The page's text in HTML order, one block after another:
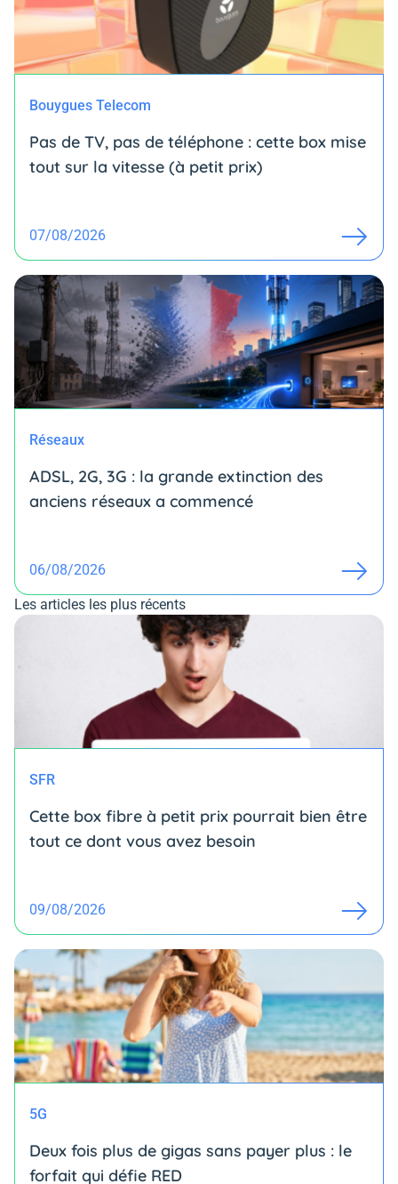
Bouygues Telecom
Pas de TV, pas de téléphone : cette box mise
tout sur la vitesse (à petit prix)
07/08/2026
Réseaux
ADSL, 2G, 3G : la grande extinction des
anciens réseaux a commencé
06/08/2026
Les articles les plus récents
SFR
Cette box fibre à petit prix pourrait bien être
tout ce dont vous avez besoin
09/08/2026
5G
Deux fois plus de gigas sans payer plus : le
forfait qui défie RED